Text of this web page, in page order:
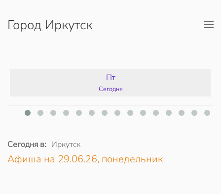
Перейти к содержимому
Город Иркутск
Пт
Сегодня
Сегодня в: Иркутск
Афиша на 29.06.26, понедельник